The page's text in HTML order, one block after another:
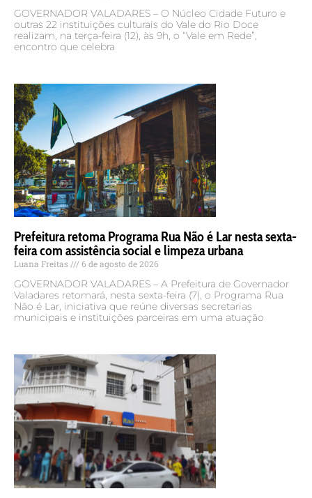
GOVERNADOR VALADARES – O Núcleo Cidade Futuro e
outras 22 instituições culturais do Vale do Rio Doce
realizam, na terça-feira (12), às 9h, o “Vale em Rede”,
encontro que celebra
Prefeitura retoma Programa Rua Não é Lar nesta sexta-
feira com assistência social e limpeza urbana
Luana Freitas 6 de agosto de 2026
GOVERNADOR VALADARES – A Prefeitura de Governador
Valadares retomará, nesta sexta-feira (7), o Programa Rua
Não é Lar, iniciativa que reúne diversas secretarias
municipais e instituições parceiras em uma atuação